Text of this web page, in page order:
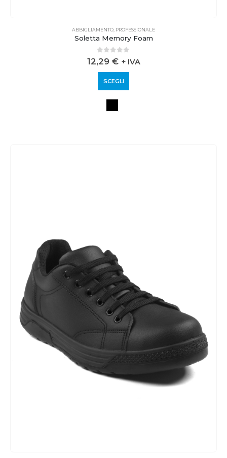
ABBIGLIAMENTO PROFESSIONALE
Soletta Memory Foam
0out of 5
12,29 € + IVA
SCEGLI